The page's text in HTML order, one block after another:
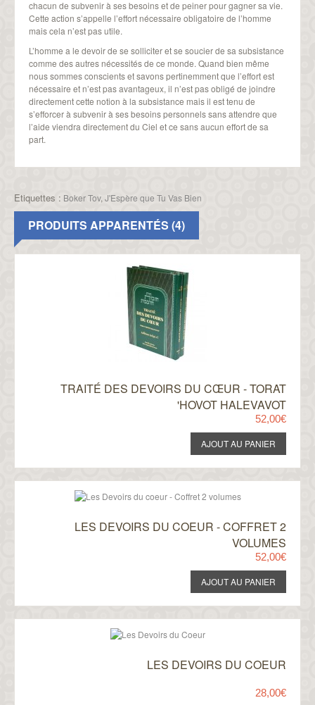
chacun de subvenir à ses besoins et de peiner pour gagner sa vie.
Cette action s’appelle l’effort nécessaire obligatoire de l’homme
mais cela n’est pas utile.
L’homme a le devoir de se solliciter et se soucier de sa subsistance
comme des autres nécessités de ce monde. Quand bien même
nous sommes conscients et savons pertinemment que l’effort est
nécessaire et n’est pas avantageux, il n’est pas obligé de joindre
directement cette notion à la subsistance mais il est tenu de
s’efforcer à subvenir à ses besoins personnels sans attendre que
l’aide viendra directement du Ciel et ce sans aucun effort de sa
part.
Etiquettes : Boker Tov, J'Espère que Tu Vas Bien
PRODUITS APPARENTÉS (4)
TRAITÉ DES DEVOIRS DU CŒUR - TORAT
'HOVOT HALEVAVOT
52,00€
LES DEVOIRS DU COEUR - COFFRET 2
VOLUMES
52,00€
LES DEVOIRS DU COEUR
28,00€